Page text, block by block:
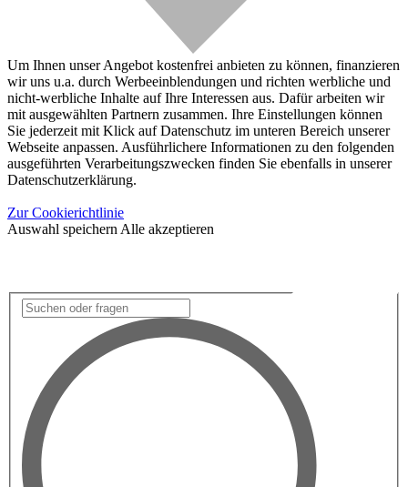
Um Ihnen unser Angebot kostenfrei anbieten zu können, finanzieren
wir uns u.a. durch Werbeeinblendungen und richten werbliche und
nicht-werbliche Inhalte auf Ihre Interessen aus. Dafür arbeiten wir
mit ausgewählten Partnern zusammen. Ihre Einstellungen können
Sie jederzeit mit Klick auf Datenschutz im unteren Bereich unserer
Webseite anpassen. Ausführlichere Informationen zu den folgenden
ausgeführten Verarbeitungszwecken finden Sie ebenfalls in unserer
Datenschutzerklärung.
Zur Cookierichtlinie
Auswahl speichern Alle akzeptieren